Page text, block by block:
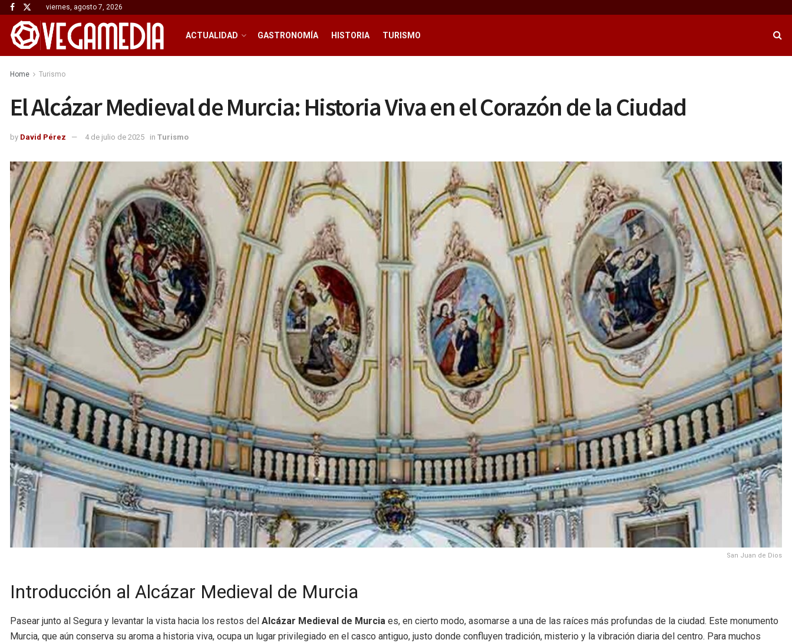
viernes, agosto 7, 2026
ACTUALIDAD GASTRONOMÍA HISTORIA TURISMO
Home Turismo
El Alcázar Medieval de Murcia: Historia Viva en el Corazón de la Ciudad
by David Pérez 4 de julio de 2025 in Turismo
San Juan de Dios
Introducción al Alcázar Medieval de Murcia
Pasear junto al Segura y levantar la vista hacia los restos del Alcázar Medieval de Murcia es, en cierto modo, asomarse a una de las raíces más profundas de la ciudad. Este monumento
Murcia, que aún conserva su aroma a historia viva, ocupa un lugar privilegiado en el casco antiguo, justo donde confluyen tradición, misterio y la vibración diaria del centro. Para muchos